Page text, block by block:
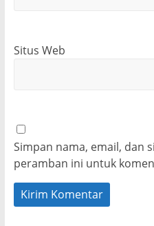
Situs Web
Simpan nama, email, dan
peramban ini untuk